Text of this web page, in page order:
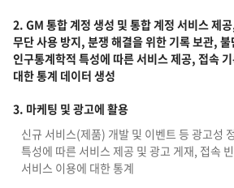
2. GM 통합 계정 생성 및 통합 계정 서비스 제
무단 사용 방지, 분쟁 해결을 위한 기록 보관,
인구통계학적 특성에 따른 서비스 제공, 접속
대한 통계 데이터 생성
3. 마케팅 및 광고에 활용
신규 서비스(제품) 개발 및 이벤트 등 광고성
특성에 따른 서비스 제공 및 광고 게재, 접속
서비스 이용에 대한 통계